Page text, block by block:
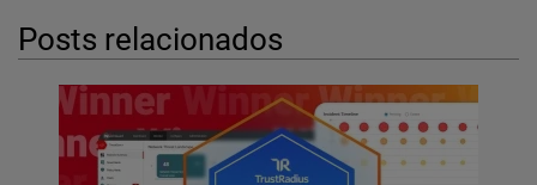
Posts relacionados